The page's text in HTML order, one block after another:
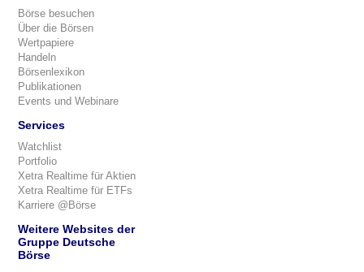
Börse besuchen
Über die Börsen
Wertpapiere
Handeln
Börsenlexikon
Publikationen
Events und Webinare
Services
Watchlist
Portfolio
Xetra Realtime für Aktien
Xetra Realtime für ETFs
Karriere @Börse
Weitere Websites der
Gruppe Deutsche
Börse